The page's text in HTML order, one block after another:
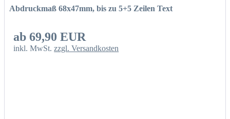
Abdruckmaß 68x47mm, bis zu 5+5 Zeilen Text
ab 69,90 EUR
inkl. MwSt.zzgl. Versandkosten